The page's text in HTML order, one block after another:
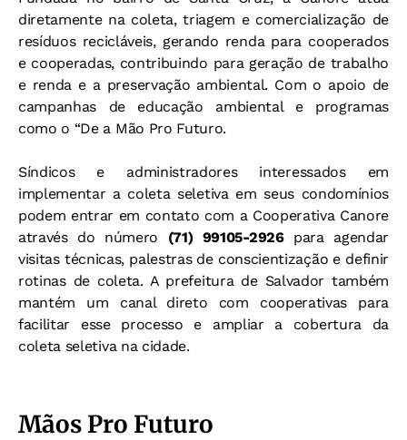
diretamente na coleta, triagem e comercialização de
resíduos recicláveis, gerando renda para cooperados
e cooperadas, contribuindo para geração de trabalho
e renda e a preservação ambiental. Com o apoio de
campanhas de educação ambiental e programas
como o “De a Mão Pro Futuro.
Síndicos e administradores interessados em
implementar a coleta seletiva em seus condomínios
podem entrar em contato com a Cooperativa Canore
através do número (71) 99105-2926para agendar
visitas técnicas, palestras de conscientização e definir
rotinas de coleta. A prefeitura de Salvador também
mantém um canal direto com cooperativas para
facilitar esse processo e ampliar a cobertura da
coleta seletiva na cidade.
Mãos Pro Futuro